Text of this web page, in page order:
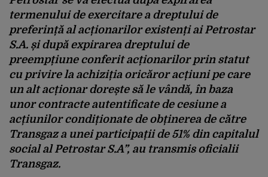
termenului de exercitare a dreptului de
preferință al acționarilor existenți ai Petrostar
S.A. și după expirarea dreptului de
preempțiune conferit acționarilor prin statut
cu privire la achiziția oricăror acțiuni pe care
un alt acționar dorește să le vândă, în baza
unor contracte autentificate de cesiune a
acțiunilor condiționate de obținerea de către
Transgaz a unei participații de 51% din capitalul
social al Petrostar S.A”, au transmis oficialii
Transgaz.